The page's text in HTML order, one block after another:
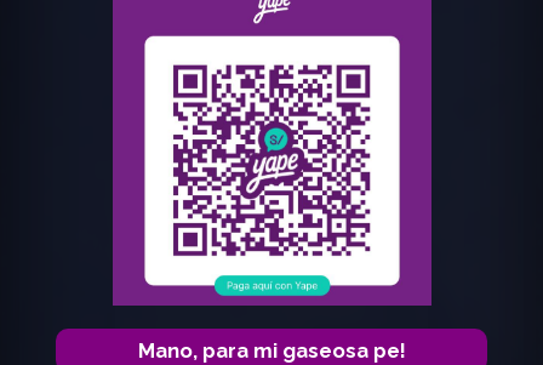
Mano, para mi gaseosa pe!